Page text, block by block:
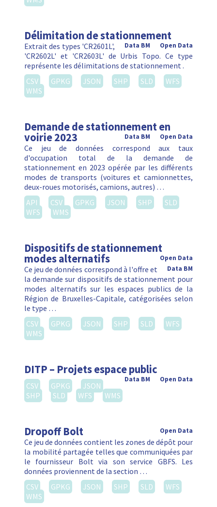
Délimitation de stationnement
Open Data
Data BM
Extrait des types 'CR2601L',
'CR2602L' et 'CR2603L' de Urbis Topo. Ce type
représente les délimitations de stationnement .
CSV
GPKG JSON SHP SLD
WFS
WMS
Demande de stationnement en
voirie 2023 Open Data
Data BM
Ce jeu de données correspond aux taux
d'occupation total de la demande de
stationnement en 2023 opérée par les différents
modes de transports (voitures et camionnettes,
deux-roues motorisés, camions, autres) …
API
CSV GPKG JSON SHP
SLD
WFS
WMS
Dispositifs de stationnement
modes alternatifs
Open Data
Data BM
Ce jeu de données correspond à l'offre et
la demande sur dispositifs de stationnement pour
modes alternatifs sur les espaces publics de la
Région de Bruxelles-Capitale, catégorisées selon
le type …
CSV
GPKG JSON SHP SLD
WFS
WMS
DITP – Projets espace public
Open Data
Data BM
CSV GPKG
JSON
SHP
SLD WFS WMS
Dropoff Bolt Open Data
Ce jeu de données contient les zones de dépôt pour
la mobilité partagée telles que communiquées par
le fournisseur Bolt via son service GBFS. Les
données proviennent de la section …
CSV
GPKG JSON SHP SLD
WFS
WMS